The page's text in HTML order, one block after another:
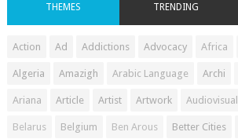
THEMES TRENDING
Action Ad Addictions Advocacy Africa
Algeria Amazigh Arabic Language Archi
Ariana Article Artist Artwork Audiovisual
Belarus Belgium Ben Arous Better Cities